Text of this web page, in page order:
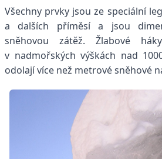
Všechny prvky jsou ze speciální
a dalších příměsí a jsou
sněhovou zátěž. Žlabové
v nadmořských výškách nad
odolají více než metrové sněhové